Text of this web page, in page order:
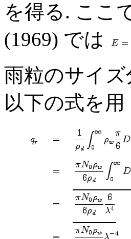
を得る. ここ
(1969) では
雨粒のサイ
以下の式を